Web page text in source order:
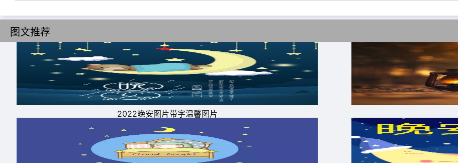
6、越长大，越是小心翼翼，越是瞻前顾后，越是脆弱。成长，带走的不只是时光，还带走了当初那些不害怕
失去的勇气。
7、一个人不可能犯同样的错误两次。第二次还这样做，已经不再是犯错，那是你的选择。
8、生活一旦忙起来，什么情绪也没时间表达了。难过的时候被子一蒙就睡觉，醒来还是继续往前走。
9、相比在一个复杂的社会当一个主角，我宁愿在一个简单的社会当一个路人甲。
10、有没有人爱，我们也要努力做一个可爱的人。不埋怨谁，不嘲笑谁，也不羡慕谁，阳光下灿烂，风雨中奔
图文推荐
2022晚安图片带字温馨图片